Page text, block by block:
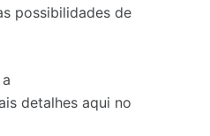
possibilidades de
detalhes aqui no